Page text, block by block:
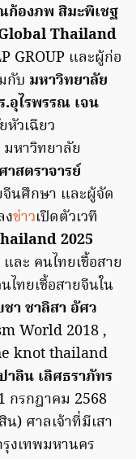
ก้องภพ สิมะพิเชฐ
Thailand
GROUP และผู้ก่อ
กับ มหาวิทยาลัย
.อุไรพรรณ เจน
วเฉียว
หาวิทยาลัย
าสตราจารย์
นศึกษา และผู้จัด
ข่าวเปิดตัวเวที
2025
ละ คนไทยเชื้อสาย
ทยเชื้อสายจีนใน
า ชาลิสา อัศว
World 2018 ,
knot thailand
ลิน เลิศธราภัทร
กรกฎาคม 2568
) ศาลเจ้าที่มีเสา
งเทพมหานคร